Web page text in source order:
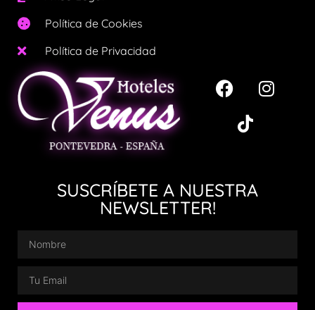
Política de Cookies
Política de Privacidad
SUSCRÍBETE A NUESTRA
NEWSLETTER!